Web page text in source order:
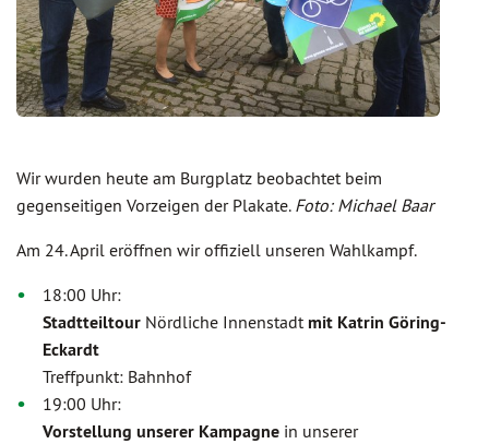
Wir wurden heute am Burgplatz beobachtet beim
gegenseitigen Vorzeigen der Plakate. Foto: Michael Baar
Am 24. April eröffnen wir offiziell unseren Wahlkampf.
18:00 Uhr:
Stadtteiltour Nördliche Innenstadt mit Katrin Göring-
Eckardt
Treffpunkt: Bahnhof
19:00 Uhr:
Vorstellung unserer Kampagne in unserer